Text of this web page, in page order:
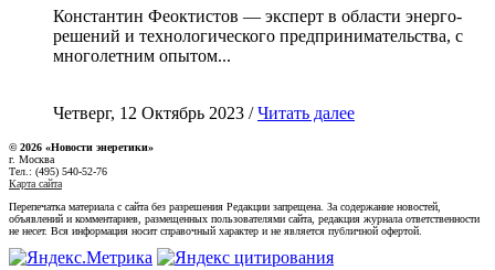
Константин Феоктистов — эксперт в области энерго-
решений и технологического предпринимательства, с
многолетним опытом...
Четверг, 12 Октябрь 2023 /Читать далее
© 2026 «Новости энеретики»
г. Москва
Тел.: (495) 540-52-76
Карта сайта
Перепечатка материала с сайта без разрешения Редакции запрещена. За содержание новостей,
объявлений и комментариев, размещенных пользователями сайта, редакция журнала ответственности
не несет. Вся информация носит справочный характер и не является публичной офертой.